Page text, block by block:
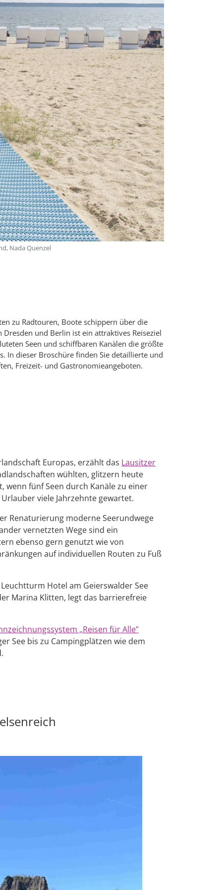
Nada Quenzel
zu Radtouren, Boote schippern über die
und Berlin ist ein attraktives Reiseziel
Seen und schiffbaren Kanälen die größte
In dieser Broschüre finden Sie detaillierte und
Freizeit- und Gastronomieangeboten.
Europas, erzählt das Lausitzer
wühlten, glitzern heute
wenn fünf Seen durch Kanäle zu einer
viele Jahrzehnte gewartet.
Renaturierung moderne Seerundwege
vernetzten Wege sind ein
ebenso gern genutzt wie von
auf individuellen Routen zu Fuß
Hotel am Geierswalder See
Marina Klitten, legt das barrierefreie
„Reisen für Alle”
See bis zu Campingplätzen wie dem